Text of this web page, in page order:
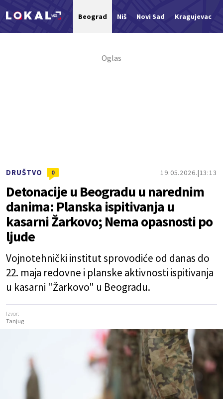
Beograd Niš Novi Sad Kragujevac
DRUŠTVO 0 19.05.2026. 13:13
Detonacije u Beogradu u narednim
danima: Planska ispitivanja u
kasarni Žarkovo; Nema opasnosti po
ljude
Vojnotehnički institut sprovodiće od danas do
22. maja redovne i planske aktivnosti ispitivanja
u kasarni "Žarkovo" u Beogradu.
Izvor:
Tanjug